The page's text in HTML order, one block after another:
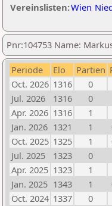
Vereinslisten:Wien
Pnr:104753 Name:
Periode Elo Partien
Oct. 2026 1316 0
Jul. 2026
1316 0
Apr. 2026 1316 1
Jan. 2026 1321 1
Oct. 2025 1325 1
Jul. 2025
1323 0
Apr. 2025 1323 1
Jan. 2025 1343 1
Oct. 2024 1337 0